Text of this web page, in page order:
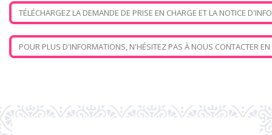
TÉLÉCHARGEZ LA DEMANDE DE PRISE EN CHARGE ET LA NOTICE
POUR PLUS D'INFORMATIONS, N'HÉSITEZ PAS À NOUS CONTACTER